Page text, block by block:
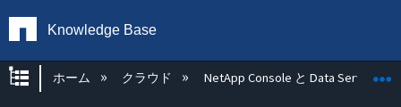
Knowledge Base
グローバル階層を展開/折りたたむ
ホーム クラウド NetApp Console と Data Services